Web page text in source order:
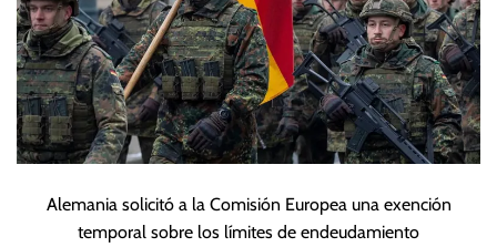
Alemania solicitó a la Comisión Europea una exención
temporal sobre los límites de endeudamiento